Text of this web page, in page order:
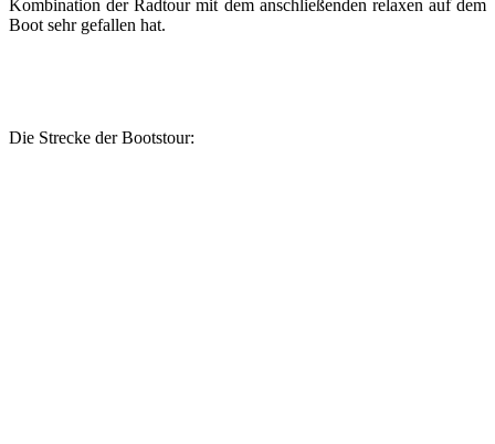
Kombination der Radtour mit dem anschließenden relaxen auf dem
Boot sehr gefallen hat.
Die Strecke der Bootstour: